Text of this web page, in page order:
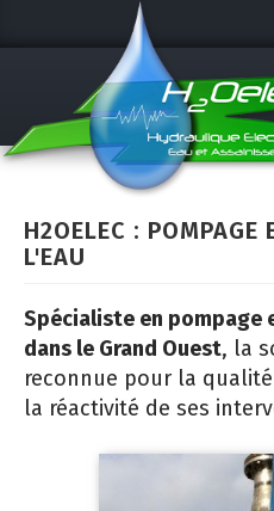
H2OELEC : POMPAGE
L'EAU
Spécialiste en pompage
dans le Grand Ouest, la
reconnue pour la
la réactivité de ses